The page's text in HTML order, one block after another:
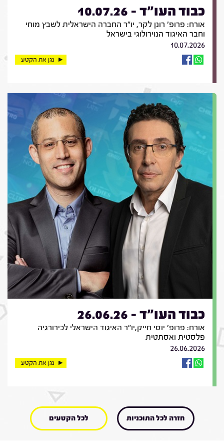
כבוד העו"ד - 10.07.26
אורח: פרופ' רונן לקר, יו"ר החברה הישראלית לשבץ מוחי
וחבר האיגוד הנוירולוגי בישראל
10.07.2026
נגן את הקטע
כבוד העו"ד - 26.06.26
אורח: פרופ' יוסי חייק,יו"ר האיגוד הישראלי לכירורגיה
פלסטית ואסתטית
26.06.2026
נגן את הקטע
חזרה לכל התוכניות לכל הקטעים